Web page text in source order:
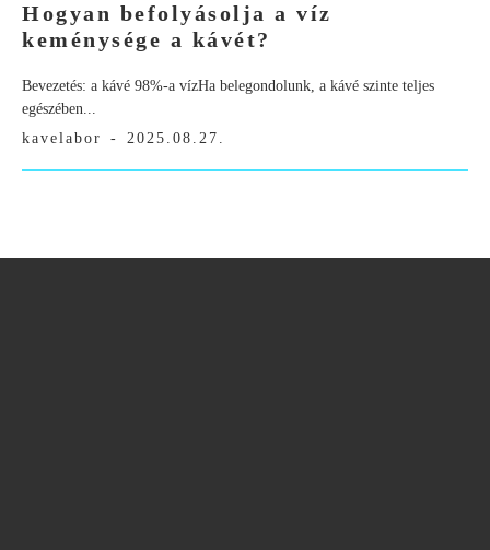
Hogyan befolyásolja a víz
keménysége a kávét?
Bevezetés: a kávé 98%-a vízHa belegondolunk, a kávé szinte teljes
egészében...
kavelabor
- 2025.08.27.